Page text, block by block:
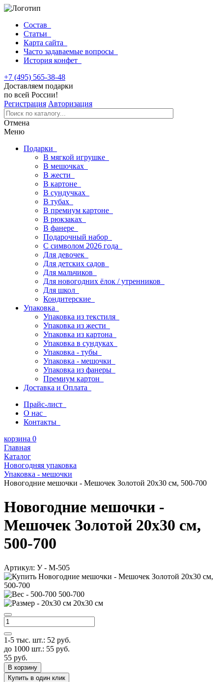
Состав
Статьи
Карта сайта
Часто задаваемые вопросы
История конфет
+7 (495) 565-38-48
Доставляем подарки
по всей России!
Регистрация Авторизация
Отмена
Меню
Подарки
В мягкой игрушке
В мешочках
В жести
В картоне
В сундучках
В тубах
В премиум картоне
В рюкзаках
В фанере
Подарочный набор
С символом 2026 года
Для девочек
Для детских садов
Для мальчиков
Для новогодних ёлок / утренников
Для школ
Кондитерские
Упаковка
Упаковка из текстиля
Упаковка из жести
Упаковка из картона
Упаковка в сундуках
Упаковка - тубы
Упаковка - мешочки
Упаковка из фанеры
Премиум картон
Доставка и Оплата
Прайс-лист
О нас
Контакты
корзина 0
Главная
Каталог
Новогодняя упаковка
Упаковка - мешочки
Новогодние мешочки - Мешочек Золотой 20х30 см, 500-700
Новогодние мешочки -
Мешочек Золотой 20х30 см,
500-700
Артикул: У - M-505
500-700
20х30 см
1-5 тыс. шт.: 52 руб.
до 1000 шт.: 55 руб.
55 руб.
В корзину
Купить в один клик